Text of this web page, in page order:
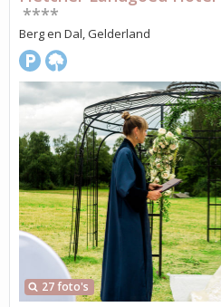
27 foto's
****
Berg en Dal, Gelderland